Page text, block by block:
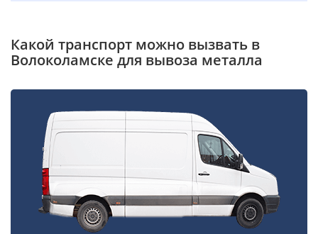
Какой транспорт можно вызвать в
Волоколамске для вывоза металла